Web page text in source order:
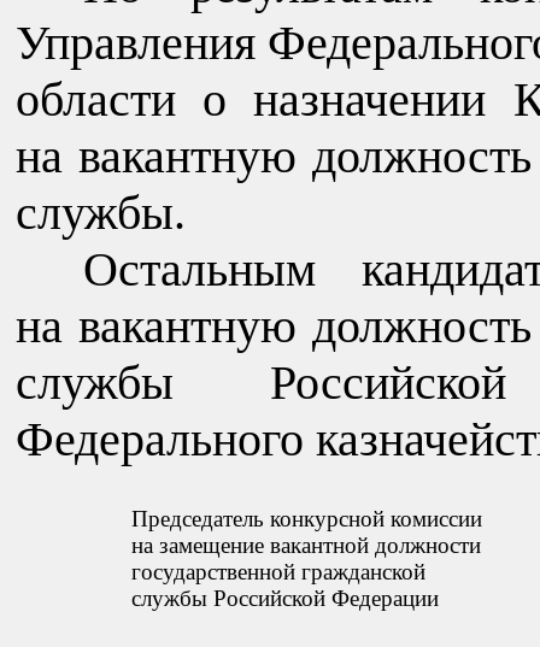
Управления
области о назначении
на вакантную
службы.
Остальным
на вакантную
службы
Федерального
Председатель конкурсной комиссии
на замещение вакантной должности
государственной гражданской
службы Российской Федерации